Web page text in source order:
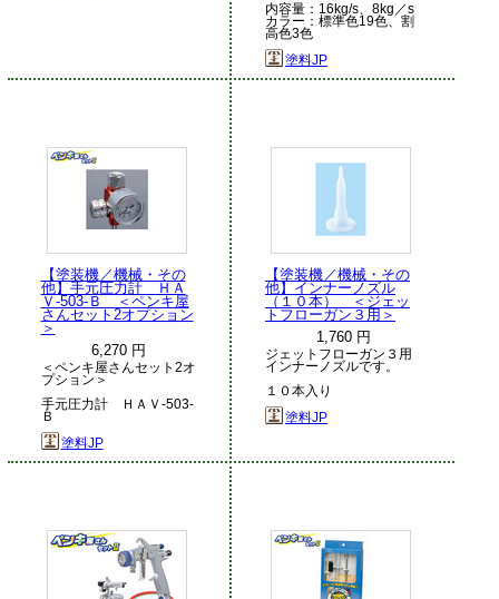
内容量：16kg/s、8kg／s
カラー：標準色19色、割
高色3色
塗料JP
【塗装機／機械・その
他】手元圧力計 ＨＡ
Ｖ-503-Ｂ ＜ペンキ屋
さんセット2オプション
＞
6,270 円
＜ペンキ屋さんセット2オ
プション＞
手元圧力計 ＨＡＶ-503-
Ｂ
塗料JP
【塗装機／機械・その
他】インナーノズル
（１０本） ＜ジェッ
トフローガン３用＞
1,760 円
ジェットフローガン３用
インナーノズルです。
１０本入り
塗料JP